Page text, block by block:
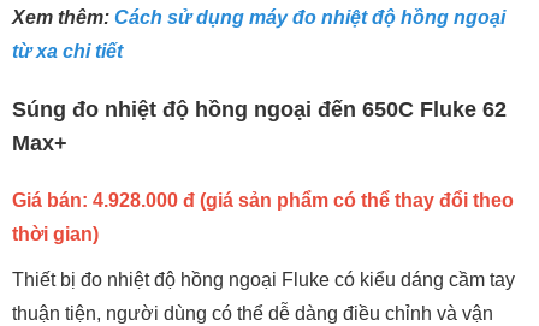
Xem thêm: Cách sử dụng máy đo nhiệt độ hồng ngoại
từ xa chi tiết
Súng đo nhiệt độ hồng ngoại đến 650C Fluke 62
Max+
Giá bán: 4.928.000 đ (giá sản phẩm có thể thay đổi theo
thời gian)
Thiết bị đo nhiệt độ hồng ngoại Fluke có kiểu dáng cầm tay
thuận tiện, người dùng có thể dễ dàng điều chỉnh và vận